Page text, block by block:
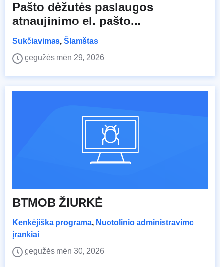
Pašto dėžutės paslaugos
atnaujinimo el. pašto...
Sukčiavimas, Šlamštas
gegužės mėn 29, 2026
BTMOB ŽIURKĖ
Kenkėjiška programa, Nuotolinio administravimo
įrankiai
gegužės mėn 30, 2026